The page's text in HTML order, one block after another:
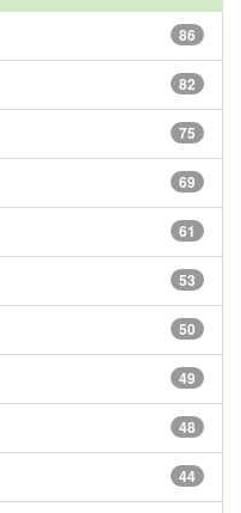
86
82
75
69
61
53
50
49
48
44